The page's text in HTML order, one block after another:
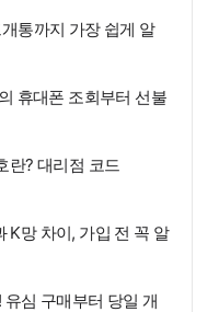
통까지 가장 쉽게 알
휴대폰 조회부터 선불
란? 대리점 코드
K망 차이, 가입 전 꼭 알
심 구매부터 당일 개